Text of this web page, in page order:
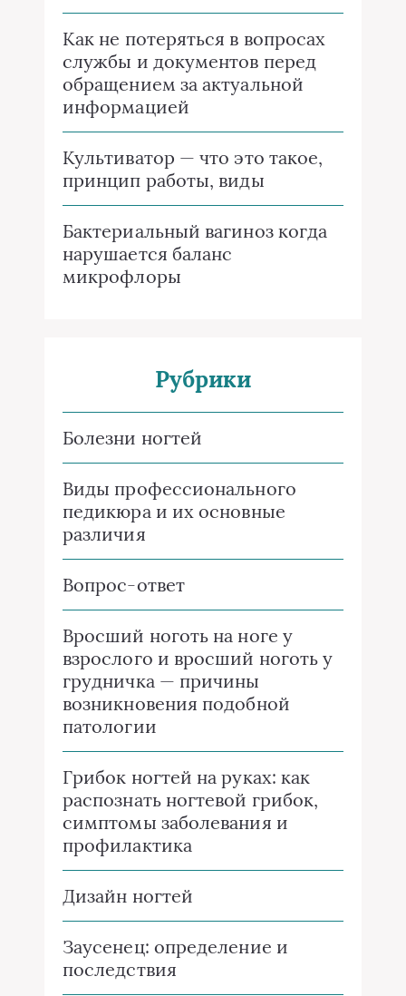
Как не потеряться в вопросах
службы и документов перед
обращением за актуальной
информацией
Культиватор — что это такое,
принцип работы, виды
Бактериальный вагиноз когда
нарушается баланс
микрофлоры
Рубрики
Болезни ногтей
Виды профессионального
педикюра и их основные
различия
Вопрос-ответ
Вросший ноготь на ноге у
взрослого и вросший ноготь у
грудничка — причины
возникновения подобной
патологии
Грибок ногтей на руках: как
распознать ногтевой грибок,
симптомы заболевания и
профилактика
Дизайн ногтей
Заусенец: определение и
последствия